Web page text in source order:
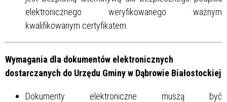
elektronicznego weryfikowanego ważnym
kwalifikowanym certyfikatem.
Wymagania dla dokumentów elektronicznych
dostarczanych do Urzędu Gminy w Dąbrowie Białostockiej
Dokumenty elektroniczne muszą być